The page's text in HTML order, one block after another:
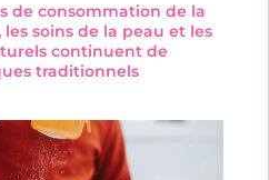
de consommation de la
soins de la peau et les
continuent de
traditionnels